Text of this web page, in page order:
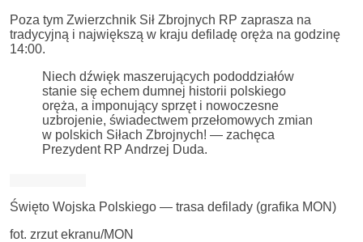
Poza tym Zwierzchnik Sił Zbrojnych RP zaprasza na
tradycyjną i największą w kraju defiladę oręża na godzinę
14:00.
Niech dźwięk maszerujących pododdziałów
stanie się echem dumnej historii polskiego
oręża, a imponujący sprzęt i nowoczesne
uzbrojenie, świadectwem przełomowych zmian
w polskich Siłach Zbrojnych! — zachęca
Prezydent RP Andrzej Duda.
Święto Wojska Polskiego — trasa defilady (grafika MON)
fot. zrzut ekranu/MON